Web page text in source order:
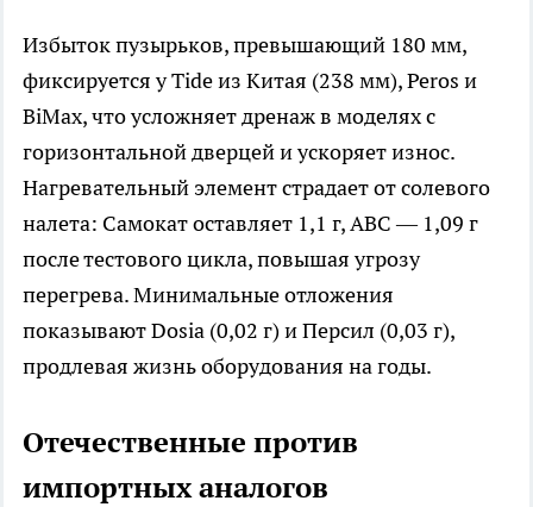
Избыток пузырьков, превышающий 180 мм,
фиксируется у Tide из Китая (238 мм), Peros и
BiMax, что усложняет дренаж в моделях с
горизонтальной дверцей и ускоряет износ.
Нагревательный элемент страдает от солевого
налета: Самокат оставляет 1,1 г, АВС — 1,09 г
после тестового цикла, повышая угрозу
перегрева. Минимальные отложения
показывают Dosia (0,02 г) и Персил (0,03 г),
продлевая жизнь оборудования на годы.​
Отечественные против
импортных аналогов